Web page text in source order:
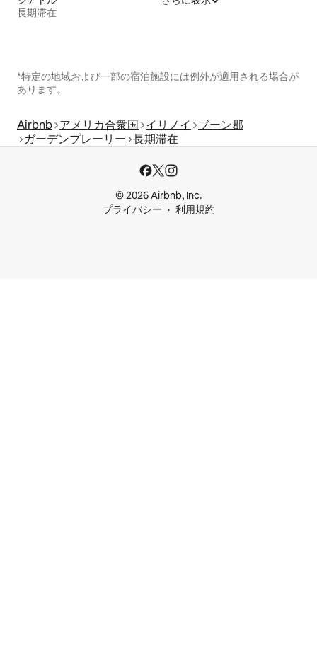
長期滞在
*特定の地域および一部の宿泊施設には例外が適用される場合が
あります。
Airbnb アメリカ合衆国 イリノイ
ブーン郡
ガーデンプレーリー 長期滞在
© 2026 Airbnb, Inc.
プライバシー
利用規約